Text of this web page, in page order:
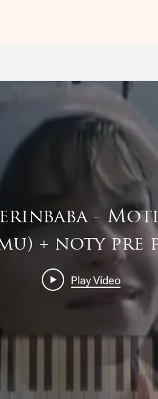
-
+ noty pre
Play Video